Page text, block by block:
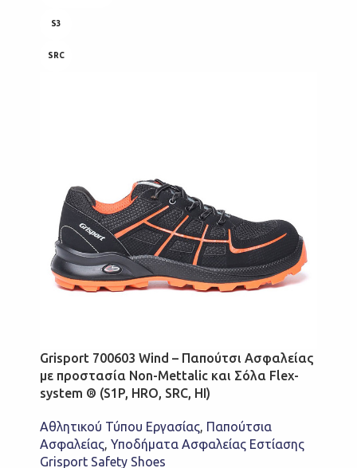
S3
SRC
Grisport 700603 Wind – Παπούτσι Ασφαλείας
με προστασία Non-Mettalic και Σόλα Flex-
system ® (S1P, HRO, SRC, HI)
Αθλητικού Τύπου Εργασίας, Παπούτσια
Ασφαλείας, Υποδήματα Ασφαλείας Εστίασης
Grisport Safety Shoes